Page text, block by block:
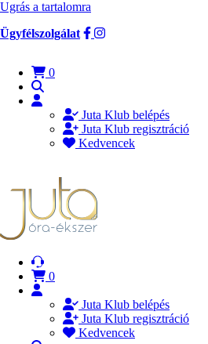
Ugrás a tartalomra
Ügyfélszolgálat
0
Juta Klub belépés
Juta Klub regisztráció
Kedvencek
0
Juta Klub belépés
Juta Klub regisztráció
Kedvencek